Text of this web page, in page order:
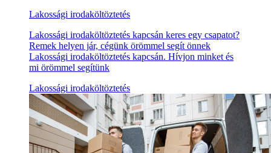
Lakossági irodaköltöztetés
Lakossági irodaköltöztetés kapcsán keres egy csapatot?
Remek helyen jár, cégünk örömmel segít önnek
Lakossági irodaköltöztetés kapcsán. Hívjon minket és
mi örömmel segítünk
Lakossági irodaköltöztetés